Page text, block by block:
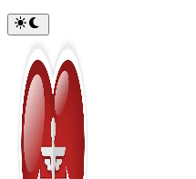
Переключить
на
тёмный
режим